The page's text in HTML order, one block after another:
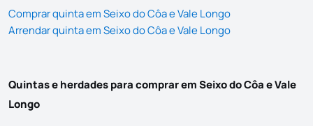
Comprar quinta em Seixo do Côa e Vale Longo
Arrendar quinta em Seixo do Côa e Vale Longo
Quintas e herdades para comprar em Seixo do Côa e Vale
Longo